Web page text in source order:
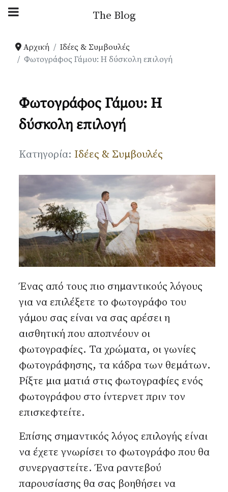
Αρχική Blog
Ιδέες & Συμβουλές
Your Weddings
Πληροφορίες
Αναζήτηση...
The Blog
Αρχική
Ιδέες & Συμβουλές
Φωτογράφος Γάμου: Η δύσκολη επιλογή
Φωτογράφος Γάμου: Η
δύσκολη επιλογή
Λεπτομέρειες
Κατηγορία: Ιδέες & Συμβουλές
Ένας από τους πιο σημαντικούς λόγους
για να επιλέξετε το φωτογράφο του
γάμου σας είναι να σας αρέσει η
αισθητική που αποπνέουν οι
φωτογραφίες. Τα χρώματα, οι γωνίες
φωτογράφησης, τα κάδρα των θεμάτων.
Ρίξτε μια ματιά στις φωτογραφίες ενός
φωτογράφου στο ίντερνετ πριν τον
επισκεφτείτε.
Επίσης σημαντικός λόγος επιλογής είναι
να έχετε γνωρίσει το φωτογράφο που θα
συνεργαστείτε. Ένα ραντεβού
παρουσίασης θα σας βοηθήσει να